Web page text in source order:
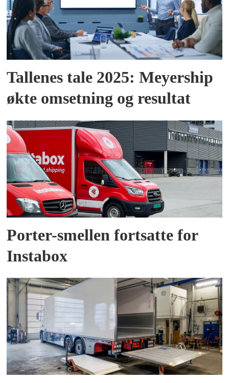
Tallenes tale 2025: Meyership
økte omsetning og resultat
Porter-smellen fortsatte for
Instabox